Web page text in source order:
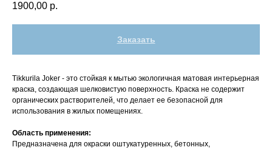
1900,00 р.
Заказать
Tikkurila Joker - это стойкая к мытью экологичная матовая интерьерная
краска, создающая шелковистую поверхность. Краска не содержит
органических растворителей, что делает ее безопасной для
использования в жилых помещениях.
Область применения:
Предназначена для окраски оштукатуренных, бетонных,